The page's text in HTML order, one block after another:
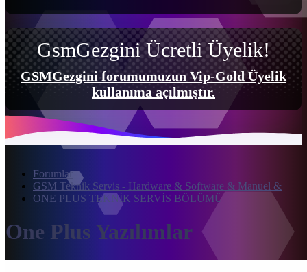
GsmGezgini Ücretli Üyelik!
GSMGezgini forumumuzun Vip-Gold Üyelik
kullanıma açılmıştır.
Forumlar
GSM Teknik Servis - Hardware & Software & Manuel &
ONE PLUS TEKNİK SERVİS BÖLÜMÜ
One Plus Yazılımlar